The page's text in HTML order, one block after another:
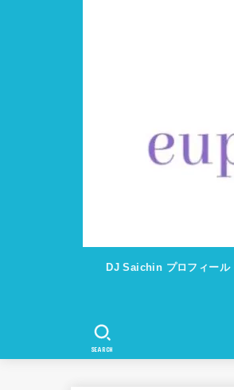
DJ Saichin プロフィール
SEARCH